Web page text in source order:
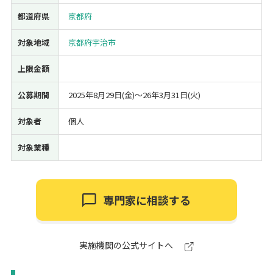
環境・省エネ
テレワーク
受付中のみ
都道府県 京都府
対象地域 京都府宇治市
上限金額
公募期間 2025年8月29日(金)〜26年3月31日(火)
対象者 個人
対象業種
専門家に相談する
実施機関の公式サイトへ